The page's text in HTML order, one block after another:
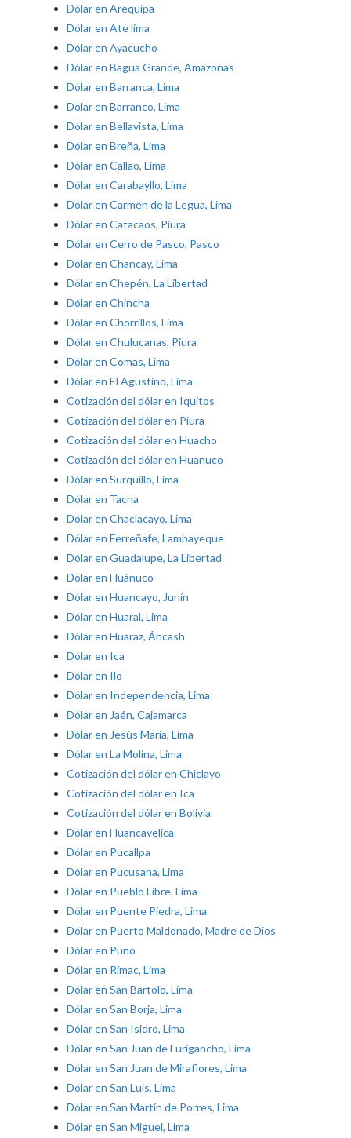
Dólar en Arequipa
Dólar en Ate lima
Dólar en Ayacucho
Dólar en Bagua Grande, Amazonas
Dólar en Barranca, Lima
Dólar en Barranco, Lima
Dólar en Bellavista, Lima
Dólar en Breña, Lima
Dólar en Callao, Lima
Dólar en Carabayllo, Lima
Dólar en Carmen de la Legua, Lima
Dólar en Catacaos, Piura
Dólar en Cerro de Pasco, Pasco
Dólar en Chancay, Lima
Dólar en Chepén, La Libertad
Dólar en Chincha
Dólar en Chorrillos, Lima
Dólar en Chulucanas, Piura
Dólar en Comas, Lima
Dólar en El Agustino, Lima
Cotización del dólar en Iquitos
Cotización del dólar en Piura
Cotización del dólar en Huacho
Cotización del dólar en Huanuco
Dólar en Surquillo, Lima
Dólar en Tacna
Dólar en Chaclacayo, Lima
Dólar en Ferreñafe, Lambayeque
Dólar en Guadalupe, La Libertad
Dólar en Huánuco
Dólar en Huancayo, Junín
Dólar en Huaral, Lima
Dólar en Huaraz, Áncash
Dólar en Ica
Dólar en Ilo
Dólar en Independencia, Lima
Dólar en Jaén, Cajamarca
Dólar en Jesús María, Lima
Dólar en La Molina, Lima
Cotización del dólar en Chiclayo
Cotización del dólar en Ica
Cotización del dólar en Bolivia
Dólar en Huancavelica
Dólar en Pucallpa
Dólar en Pucusana, Lima
Dólar en Pueblo Libre, Lima
Dólar en Puente Piedra, Lima
Dólar en Puerto Maldonado, Madre de Dios
Dólar en Puno
Dólar en Rímac, Lima
Dólar en San Bartolo, Lima
Dólar en San Borja, Lima
Dólar en San Isidro, Lima
Dólar en San Juan de Lurigancho, Lima
Dólar en San Juan de Miraflores, Lima
Dólar en San Luis, Lima
Dólar en San Martín de Porres, Lima
Dólar en San Miguel, Lima